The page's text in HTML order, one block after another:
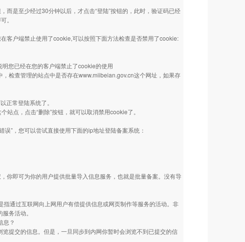
而是至少经过30分钟以后，才点击“登陆”按钮的，此时，验证码已经
。
客户端禁止使用了cookie,可以按照下面方法检查是否禁用了cookie:
明您已经在您的客户端禁止了cookie的使用
，检查管理的站点中是否存在www.miibeian.gov.cn这个网址，如果存
正常登陆系统了。
点，点击“删除”按钮，就可以取消禁用cookie了。
”，您可以尝试直接使用下面的ip地址登陆备案系统：
你即可为你的用户提供批量导入信息服务，也就是批量备案。没有导
通过互联网向上网用户有偿提供信息或网页制作等服务的活动。非
务活动。
息？
提交的信息。但是，一旦同步到内网你暂时会浏览不到已提交的信